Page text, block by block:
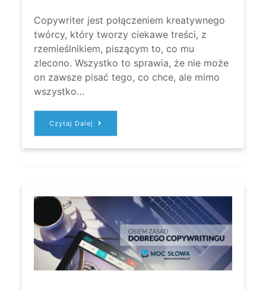
Copywriter jest połączeniem kreatywnego
twórcy, który tworzy ciekawe treści, z
rzemieślnikiem, piszącym to, co mu
zlecono. Wszystko to sprawia, że nie może
on zawsze pisać tego, co chce, ale mimo
wszystko…
Czytaj Dalej
JAK
TREŚCI,
ABY